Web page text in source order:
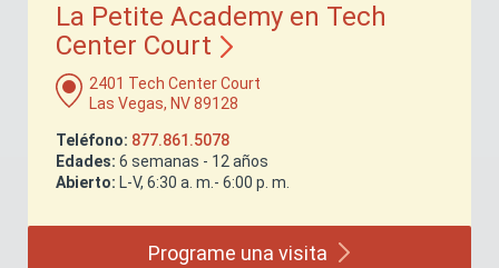
La Petite Academy en Tech
Center Court
2401 Tech Center Court
Las Vegas, NV 89128
Teléfono: 877.861.5078
Edades: 6 semanas - 12 años
Abierto: L-V, 6:30 a. m.- 6:00 p. m.
Programe una visita